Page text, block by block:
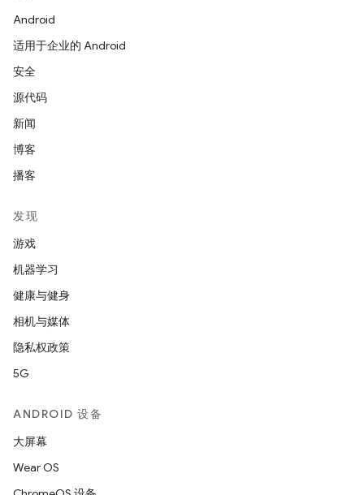
Android
适用于企业的 Android
安全
源代码
新闻
博客
播客
发现
游戏
机器学习
健康与健身
相机与媒体
隐私权政策
5G
ANDROID 设备
大屏幕
Wear OS